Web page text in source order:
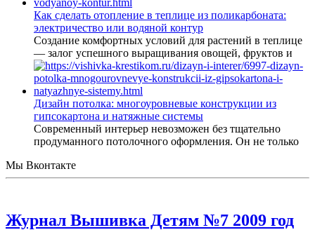
Как сделать отопление в теплице из поликарбоната:
электричество или водяной контур
Создание комфортных условий для растений в теплице
— залог успешного выращивания овощей, фруктов и
Дизайн потолка: многоуровневые конструкции из
гипсокартона и натяжные системы
Современный интерьер невозможен без тщательно
продуманного потолочного оформления. Он не только
Мы Вконтакте
Журнал Вышивка Детям №7 2009 год